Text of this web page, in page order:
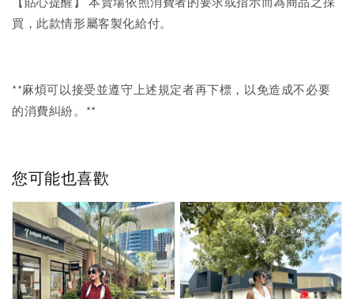
買，此款情形屬客製化給付。
**麻煩可以接受並遵守上述規定者再下標，以免造成不必要
的消費糾紛。**
您可能也喜歡